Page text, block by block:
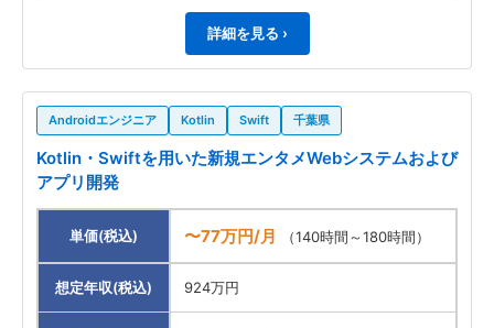
詳細を見る ›
Androidエンジニア Kotlin Swift 千葉県
Kotlin・Swiftを用いた新規エンタメWebシステムおよび
アプリ開発
単価(税込) 〜77万円/月 （140時間～180時間）
想定年収(税込) 924万円